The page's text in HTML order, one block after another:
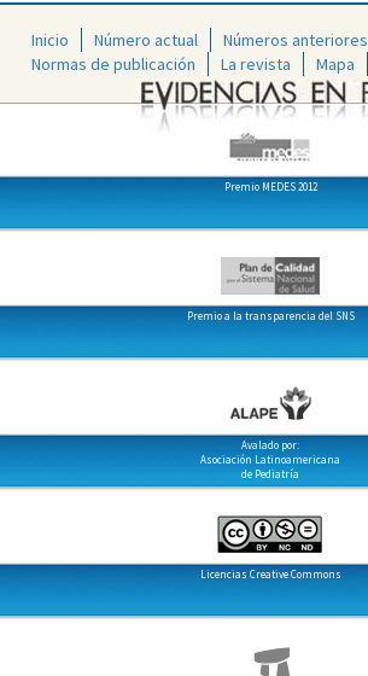
Inicio Número actual
Números anteriores
Normas de publicación
La revista Mapa
Premio MEDES 2012
Premio a la transparencia del SNS
Avalado por:
Asociación Latinoamericana
de Pediatría
Licencias Creative Commons